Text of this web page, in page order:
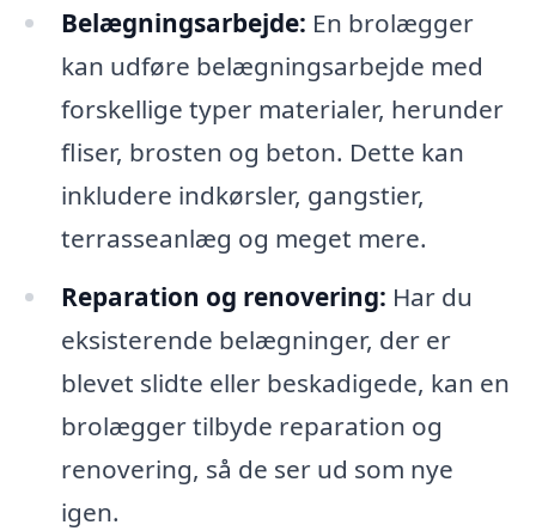
Belægningsarbejde: En brolægger
kan udføre belægningsarbejde med
forskellige typer materialer, herunder
fliser, brosten og beton. Dette kan
inkludere indkørsler, gangstier,
terrasseanlæg og meget mere.
Reparation og renovering: Har du
eksisterende belægninger, der er
blevet slidte eller beskadigede, kan en
brolægger tilbyde reparation og
renovering, så de ser ud som nye
igen.